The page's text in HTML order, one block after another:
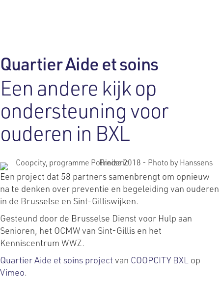
Quartier Aide et soins
Een andere kijk op
ondersteuning voor
ouderen in BXL
Een project dat 58 partners samenbrengt om opnieuw
na te denken over preventie en begeleiding van ouderen
in de Brusselse en Sint-Gilliswijken.
Gesteund door de Brusselse Dienst voor Hulp aan
Senioren, het OCMW van Sint-Gillis en het
Kenniscentrum WWZ.
Quartier Aide et soins project van COOPCITY BXL op
Vimeo.